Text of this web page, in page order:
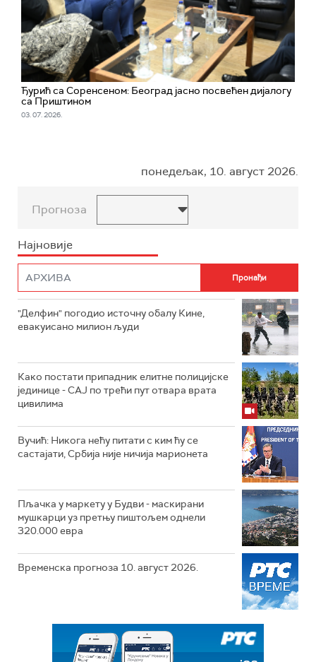
Ђурић са Соренсеном: Београд јасно посвећен дијалогу
са Приштином
03. 07. 2026.
понедељак, 10. август 2026.
Прогноза
Најновије
"Делфин" погодио источну обалу Кине,
евакуисано милион људи
Како постати припадник елитне полицијске
јединице - СAJ по трећи пут отвара врата
цивилима
Вучић: Никога нећу питати с ким ћу се
састајати, Србија није ничија марионета
Пљачка у маркету у Будви - маскирани
мушкарци уз претњу пиштољем однели
320.000 евра
Временска прогноза 10. август 2026.